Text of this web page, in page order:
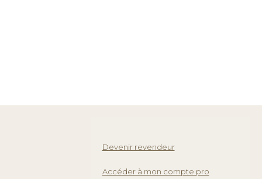
Devenir revendeur
Accéder à mon compte pro